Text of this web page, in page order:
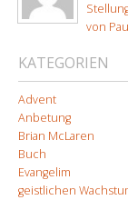
von
KATEGORIEN
Advent
Anbetung
Brian McLaren
Buch
Evangelim
geistlichen